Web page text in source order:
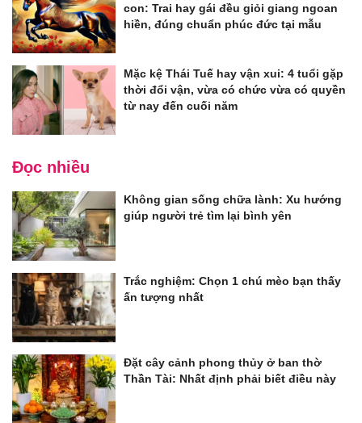
con: Trai hay gái đều giỏi giang ngoan
hiền, đúng chuẩn phúc đức tại mẫu
Mặc kệ Thái Tuế hay vận xui: 4 tuổi gặp
thời đổi vận, vừa có chức vừa có quyền
từ nay đến cuối năm
Đọc nhiều
Không gian sống chữa lành: Xu hướng
giúp người trẻ tìm lại bình yên
Trắc nghiệm: Chọn 1 chú mèo bạn thấy
ấn tượng nhất
Đặt cây cảnh phong thủy ở ban thờ
Thần Tài: Nhất định phải biết điều này